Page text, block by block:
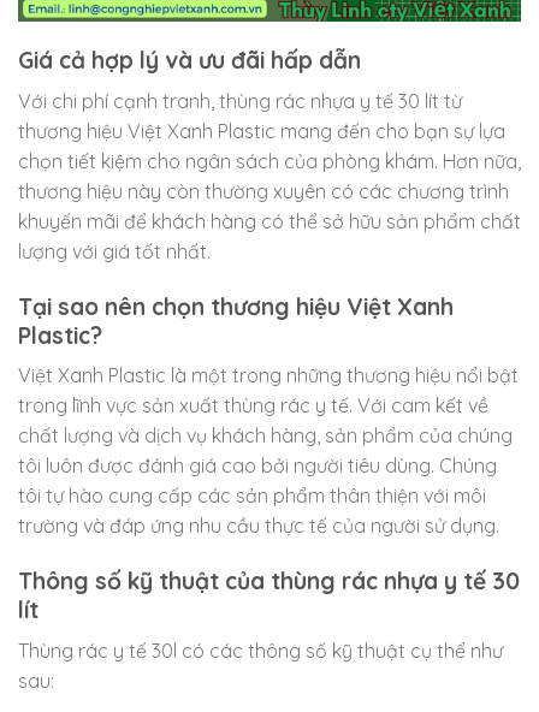
Giá cả hợp lý và ưu đãi hấp dẫn
Với chi phí cạnh tranh, thùng rác nhựa y tế 30 lít từ
thương hiệu Việt Xanh Plastic mang đến cho bạn sự lựa
chọn tiết kiệm cho ngân sách của phòng khám. Hơn nữa,
thương hiệu này còn thường xuyên có các chương trình
khuyến mãi để khách hàng có thể sở hữu sản phẩm chất
lượng với giá tốt nhất.
Tại sao nên chọn thương hiệu Việt Xanh
Plastic?
Việt Xanh Plastic là một trong những thương hiệu nổi bật
trong lĩnh vực sản xuất thùng rác y tế. Với cam kết về
chất lượng và dịch vụ khách hàng, sản phẩm của chúng
tôi luôn được đánh giá cao bởi người tiêu dùng. Chúng
tôi tự hào cung cấp các sản phẩm thân thiện với môi
trường và đáp ứng nhu cầu thực tế của người sử dụng.
Thông số kỹ thuật của thùng rác nhựa y tế 30
lít
Thùng rác y tế 30l có các thông số kỹ thuật cụ thể như
sau: